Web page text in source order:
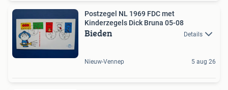
Postzegel NL 1969 FDC met
Kinderzegels Dick Bruna 05-08
Bieden Details
Nieuw-Vennep 5 aug 26